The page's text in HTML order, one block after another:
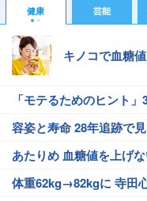
健康 芸能
キノコで血糖
「モテるためのヒント
容姿と寿命 28年追跡で
あたりめ 血糖値を上げ
体重62kg→82kgに 寺田